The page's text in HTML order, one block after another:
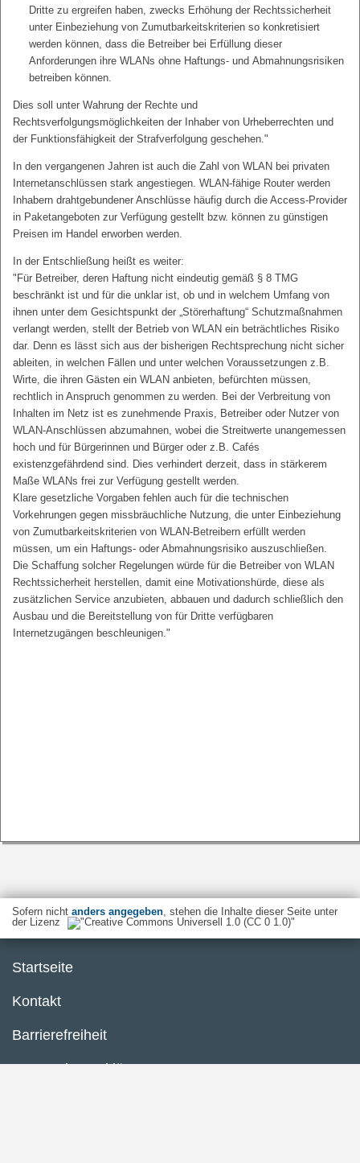
Dritte zu ergreifen haben, zwecks Erhöhung der Rechtssicherheit
unter Einbeziehung von Zumutbarkeitskriterien so konkretisiert
werden können, dass die Betreiber bei Erfüllung dieser
Anforderungen ihre WLANs ohne Haftungs- und Abmahnungsrisiken
betreiben können.
Dies soll unter Wahrung der Rechte und
Rechtsverfolgungsmöglichkeiten der Inhaber von Urheberrechten und
der Funktionsfähigkeit der Strafverfolgung geschehen."
In den vergangenen Jahren ist auch die Zahl von WLAN bei privaten
Internetanschlüssen stark angestiegen. WLAN-fähige Router werden
Inhabern drahtgebundener Anschlüsse häufig durch die Access-Provider
in Paketangeboten zur Verfügung gestellt bzw. können zu günstigen
Preisen im Handel erworben werden.
In der Entschließung heißt es weiter:
"Für Betreiber, deren Haftung nicht eindeutig gemäß § 8 TMG
beschränkt ist und für die unklar ist, ob und in welchem Umfang von
ihnen unter dem Gesichtspunkt der „Störerhaftung“ Schutzmaßnahmen
verlangt werden, stellt der Betrieb von WLAN ein beträchtliches Risiko
dar. Denn es lässt sich aus der bisherigen Rechtsprechung nicht sicher
ableiten, in welchen Fällen und unter welchen Voraussetzungen z.B.
Wirte, die ihren Gästen ein WLAN anbieten, befürchten müssen,
rechtlich in Anspruch genommen zu werden. Bei der Verbreitung von
Inhalten im Netz ist es zunehmende Praxis, Betreiber oder Nutzer von
WLAN-Anschlüssen abzumahnen, wobei die Streitwerte unangemessen
hoch und für Bürgerinnen und Bürger oder z.B. Cafés
existenzgefährdend sind. Dies verhindert derzeit, dass in stärkerem
Maße WLANs frei zur Verfügung gestellt werden.
Klare gesetzliche Vorgaben fehlen auch für die technischen
Vorkehrungen gegen missbräuchliche Nutzung, die unter Einbeziehung
von Zumutbarkeitskriterien von WLAN-Betreibern erfüllt werden
müssen, um ein Haftungs- oder Abmahnungsrisiko auszuschließen.
Die Schaffung solcher Regelungen würde für die Betreiber von WLAN
Rechtssicherheit herstellen, damit eine Motivationshürde, diese als
zusätzlichen Service anzubieten, abbauen und dadurch schließlich den
Ausbau und die Bereitstellung von für Dritte verfügbaren
Internetzugängen beschleunigen."
Sofern nicht anders angegeben, stehen die Inhalte dieser Seite unter
der Lizenz
Startseite
Kontakt
Barrierefreiheit
Datenschutzerklärung